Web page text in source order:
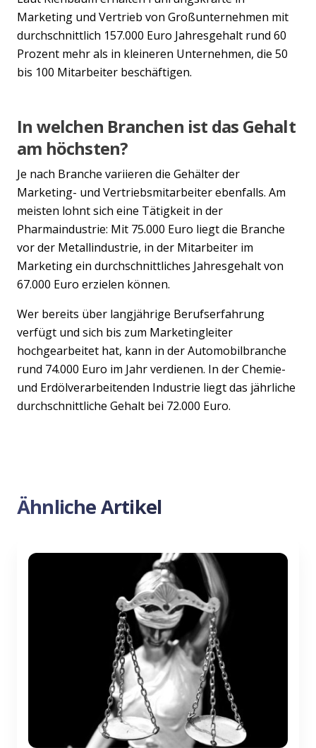
Marketing und Vertrieb von Großunternehmen mit
durchschnittlich 157.000 Euro Jahresgehalt rund 60
Prozent mehr als in kleineren Unternehmen, die 50
bis 100 Mitarbeiter beschäftigen.
In welchen Branchen ist das Gehalt
am höchsten?
Je nach Branche variieren die Gehälter der
Marketing- und Vertriebsmitarbeiter ebenfalls. Am
meisten lohnt sich eine Tätigkeit in der
Pharmaindustrie: Mit 75.000 Euro liegt die Branche
vor der Metallindustrie, in der Mitarbeiter im
Marketing ein durchschnittliches Jahresgehalt von
67.000 Euro erzielen können.
Wer bereits über langjährige Berufserfahrung
verfügt und sich bis zum Marketingleiter
hochgearbeitet hat, kann in der Automobilbranche
rund 74.000 Euro im Jahr verdienen. In der Chemie-
und Erdölverarbeitenden Industrie liegt das jährliche
durchschnittliche Gehalt bei 72.000 Euro.
Ähnliche Artikel